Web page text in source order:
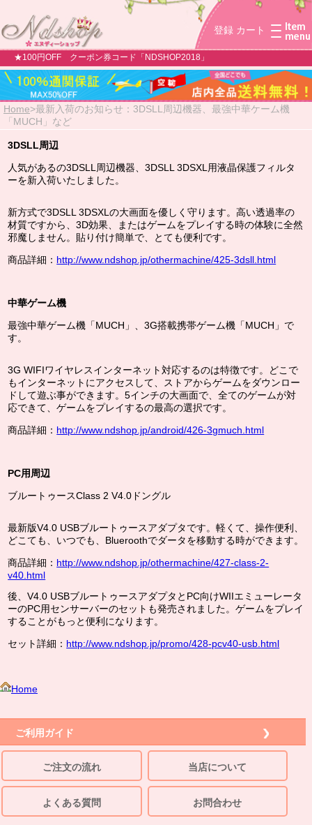
登録 カート
★100円OFF クーポン券コード「NDSHOP2018」
Home>最新入荷のお知らせ：3DSLL周辺機器、最強中華ケーム機
「MUCH」など
3DSLL周辺
人気があるの3DSLL周辺機器、3DSLL 3DSXL用液晶保護フィルタ
ーを新入荷いたしました。
新方式で3DSLL 3DSXLの大画面を優しく守ります。高い透過率の
材質ですから、3D効果、またはゲームをプレイする時の体験に全然
邪魔しません。貼り付け簡単で、とても便利です。
商品詳細： http://www.ndshop.jp/othermachine/425-3dsll.html
中華ゲーム機
最強中華ゲーム機「MUCH」、3G搭載携帯ゲーム機「MUCH」で
す。
3G WIFIワイヤレスインターネット対応するのは特徴です。どこで
もインターネットにアクセスして、ストアからゲームをダウンロー
ドして遊ぶ事ができます。5インチの大画面で、全てのゲームが対
応できて、ゲームをプレイするの最高の選択です。
商品詳細： http://www.ndshop.jp/android/426-3gmuch.html
PC用周辺
ブルートゥースClass 2 V4.0ドングル
最新版V4.0 USBブルートゥースアダプタです。軽くて、操作便利、
どこても、いつでも、Blueroothでダータを移動する時ができます。
商品詳細： http://www.ndshop.jp/othermachine/427-class-2-
v40.html
後、V4.0 USBブルートゥースアダプタとPC向けWIIエミューレータ
ーのPC用センサーバーのセットも発売されました。ゲームをプレイ
することがもっと便利になります。
セット詳細： http://www.ndshop.jp/promo/428-pcv40-usb.html
Home
ご利用ガイド
ご注文の流れ 当店について
よくある質問 お問合わせ